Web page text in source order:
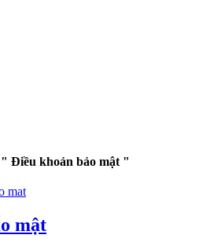
" Điều khoản bảo mật "
mật